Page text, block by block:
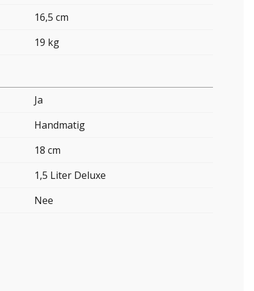
16,5 cm
19 kg
Ja
Handmatig
18 cm
1,5 Liter Deluxe
Nee